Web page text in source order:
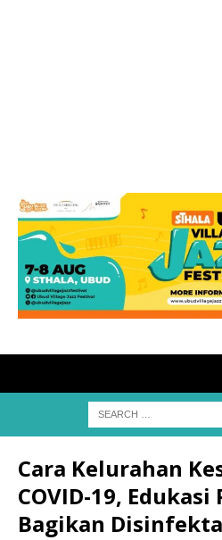
Cara Kelurahan
COVID-19, Edukasi
Bagikan